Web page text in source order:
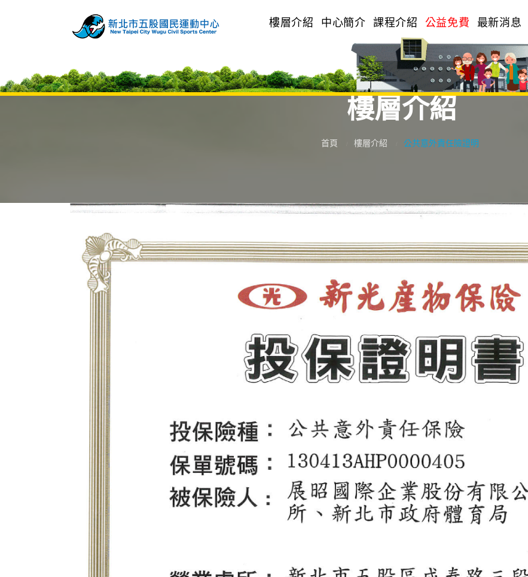
樓層介紹 中心簡介 課程介紹 公益免費 最新消息
樓層介紹
首頁 樓層介紹 公共意外責任險證明